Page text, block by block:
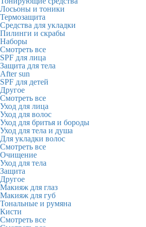
Лосьоны и тоники
Термозащита
Средства для укладки
Пилинги и скрабы
Наборы
Смотреть все
SPF для лица
Защита для тела
After sun
SPF для детей
Другое
Смотреть все
Уход для лица
Уход для волос
Уход для бритья и бороды
Уход для тела и душа
Для укладки волос
Смотреть все
Очищение
Уход для тела
Защита
Другое
Макияж для глаз
Макияж для губ
Тональные и румяна
Кисти
Смотреть все